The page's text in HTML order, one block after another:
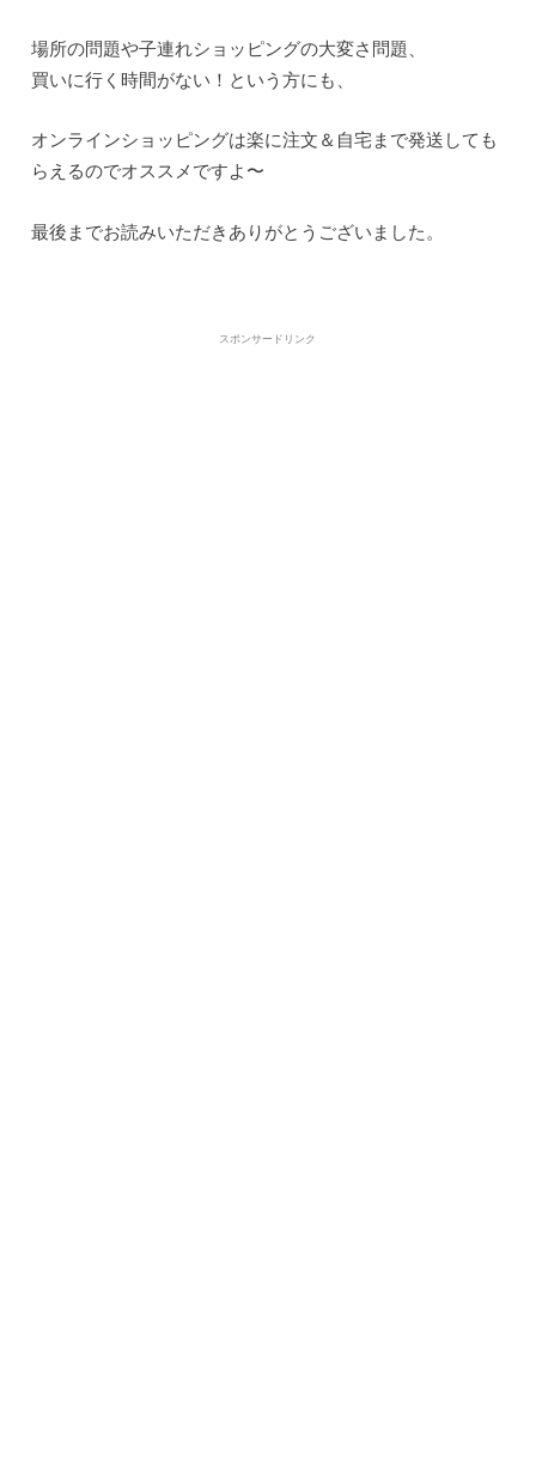
場所の問題や子連れショッピングの大変さ問題、
買いに行く時間がない！という方にも、
オンラインショッピングは楽に注文＆自宅まで発送しても
らえるのでオススメですよ〜
最後までお読みいただきありがとうございました。
スポンサードリンク